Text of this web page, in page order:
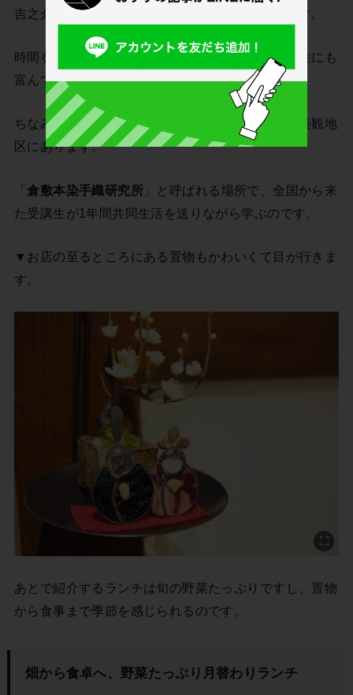
吉之介(とのむら きちのすけ)が生みだした織物です。
時間をかけて手で織られる、デザイン性にも実用性にも
富んでいる倉敷ノッティング。
ちなみに、倉敷ノッティングを学べる場所が倉敷美観地
区にあります。
「倉敷本染手織研究所 」と呼ばれる場所で、全国から来
た受講生が1年間共同生活を送りながら学ぶのです。
▼お店の至るところにある置物もかわいくて目が行きま
す。
あとで紹介するランチは旬の野菜たっぷりですし、置物
から食事まで季節を感じられるのです。
畑から食卓へ、野菜たっぷり月替わりランチ